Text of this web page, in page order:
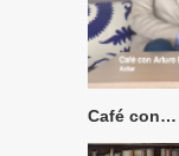
Café con…